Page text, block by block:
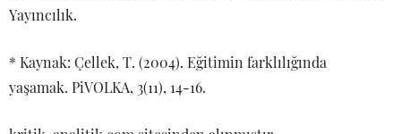
Yayıncılık.
* Kaynak: Çellek, T. (2004). Eğitimin farklılığında
yaşamak. PiVOLKA, 3(11), 14-16.